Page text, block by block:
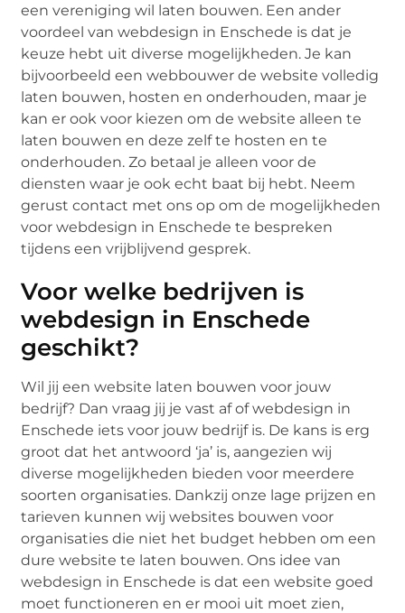
een vereniging wil laten bouwen. Een ander
voordeel van webdesign in Enschede is dat je
keuze hebt uit diverse mogelijkheden. Je kan
bijvoorbeeld een webbouwer de website volledig
laten bouwen, hosten en onderhouden, maar je
kan er ook voor kiezen om de website alleen te
laten bouwen en deze zelf te hosten en te
onderhouden. Zo betaal je alleen voor de
diensten waar je ook echt baat bij hebt. Neem
gerust contact met ons op om de mogelijkheden
voor webdesign in Enschede te bespreken
tijdens een vrijblijvend gesprek.
Voor welke bedrijven is
webdesign in Enschede
geschikt?
Wil jij een website laten bouwen voor jouw
bedrijf? Dan vraag jij je vast af of webdesign in
Enschede iets voor jouw bedrijf is. De kans is erg
groot dat het antwoord ‘ja’ is, aangezien wij
diverse mogelijkheden bieden voor meerdere
soorten organisaties. Dankzij onze lage prijzen en
tarieven kunnen wij websites bouwen voor
organisaties die niet het budget hebben om een
dure website te laten bouwen. Ons idee van
webdesign in Enschede is dat een website goed
moet functioneren en er mooi uit moet zien,